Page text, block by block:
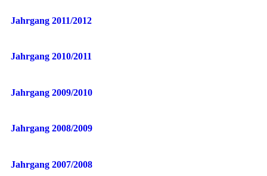
Jahrgang 2011/2012
Jahrgang 2010/2011
Jahrgang 2009/2010
Jahrgang 2008/2009
Jahrgang 2007/2008